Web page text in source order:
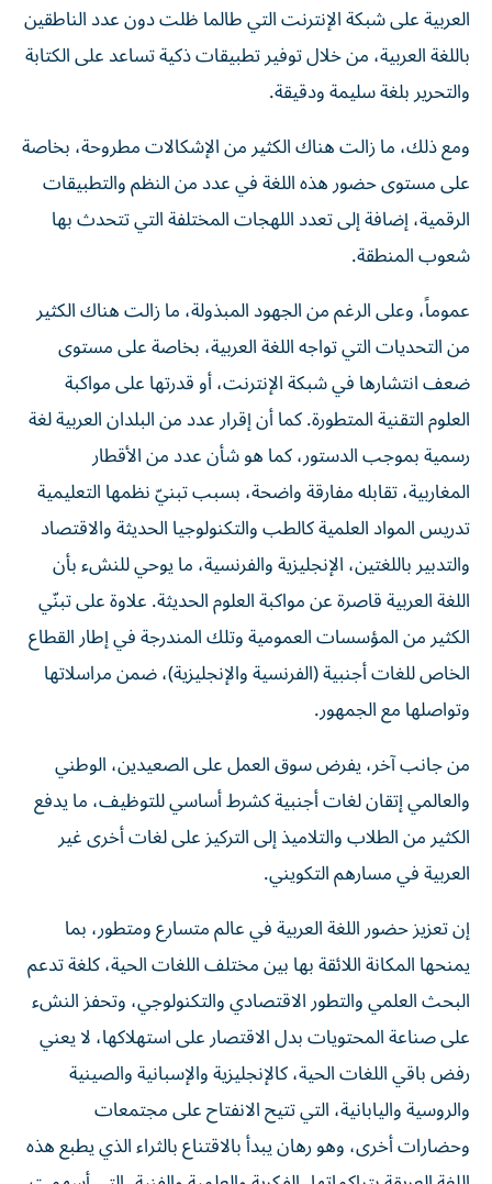
العربية على شبكة الإنترنت التي طالما ظلت دون عدد الناطقين
باللغة العربية، من خلال توفير تطبيقات ذكية تساعد على الكتابة
والتحرير بلغة سليمة ودقيقة.
ومع ذلك، ما زالت هناك الكثير من الإشكالات مطروحة، بخاصة
على مستوى حضور هذه اللغة في عدد من النظم والتطبيقات
الرقمية، إضافة إلى تعدد اللهجات المختلفة التي تتحدث بها
شعوب المنطقة.
عموماً، وعلى الرغم من الجهود المبذولة، ما زالت هناك الكثير
من التحديات التي تواجه اللغة العربية، بخاصة على مستوى
ضعف انتشارها في شبكة الإنترنت، أو قدرتها على مواكبة
العلوم التقنية المتطورة. كما أن إقرار عدد من البلدان العربية لغة
رسمية بموجب الدستور، كما هو شأن عدد من الأقطار
المغاربية، تقابله مفارقة واضحة، بسبب تبنيّ نظمها التعليمية
تدريس المواد العلمية كالطب والتكنولوجيا الحديثة والاقتصاد
والتدبير باللغتين، الإنجليزية والفرنسية، ما يوحي للنشء بأن
اللغة العربية قاصرة عن مواكبة العلوم الحديثة. علاوة على تبنّي
الكثير من المؤسسات العمومية وتلك المندرجة في إطار القطاع
الخاص للغات أجنبية (الفرنسية والإنجليزية)، ضمن مراسلاتها
وتواصلها مع الجمهور.
من جانب آخر، يفرض سوق العمل على الصعيدين، الوطني
والعالمي إتقان لغات أجنبية كشرط أساسي للتوظيف، ما يدفع
الكثير من الطلاب والتلاميذ إلى التركيز على لغات أخرى غير
العربية في مسارهم التكويني.
إن تعزيز حضور اللغة العربية في عالم متسارع ومتطور، بما
يمنحها المكانة اللائقة بها بين مختلف اللغات الحية، كلغة تدعم
البحث العلمي والتطور الاقتصادي والتكنولوجي، وتحفز النشء
على صناعة المحتويات بدل الاقتصار على استهلاكها، لا يعني
رفض باقي اللغات الحية، كالإنجليزية والإسبانية والصينية
والروسية واليابانية، التي تتيح الانفتاح على مجتمعات
وحضارات أخرى، وهو رهان يبدأ بالاقتناع بالثراء الذي يطبع هذه